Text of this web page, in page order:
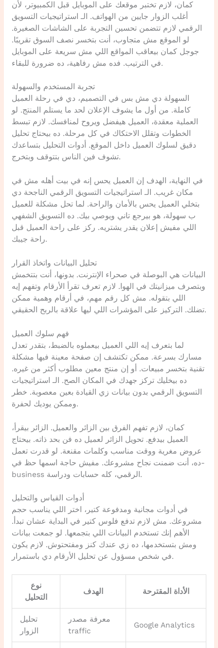
كمان، لازم تختبر موقعك على الموبايل قبل الكمبيوتر، لأن
أغلب الزوار جايين من الهواتف. الـ استراتيجيات التسويق
الرقمي لازم تتضمن تحسين التجربة على الشاشات الصغيرة.
لو الموقع مش متجاوب، أنت بتخسر نصف السوق تقريبًا.
جوجل كمان بيعاقب المواقع اللي مش سريعة على الموبايل
في الترتيب. فده مش رفاهية، ده ضرورة للبقاء.
تجربة المستخدم والسهولة
السهولة دي مش بس في التصميم، دي في رحلة العميل
كاملة. من أول ما يشوف الإعلان لحد ما يستلم المنتج. لو
العملية معقدة، العميل هيفضل ويروح لمنافسك. لازم تبسط
الخطوات وتقلل الاحتكاك في كل مرحلة. ده بيحتاج تحليل
دقيق لسلوك العميل داخل الموقع. أدوات التحليل بتساعدك
تشوف فين الناس بتتوقف وبتخرج.
في النهاية، الهدف إن العميل يحس إنه في بيت أهله مش في
مكان غريب. الـ استراتيجيات التسويق الرقمي الناجحة دي
بتخلي العميل يحس بالأمان والراحة. لما تحل مشكلة للعميل
ب سهولة، هو بيرجع تاني ويوصي بيك. ده التسويق الشفهي
اللي مفيش إعلان يقدر يشتريه. ركز على راحة العميل قبل
راحة جيبك.
تحليل البيانات واتخاذ القرار
البيانات هي البوصلة في صحراء الإنترنت. بدونها، أنت بتتخمش
وبتصرف ميزانيتك في الهوا. لازم تعرف تقرأ الأرقام وتفهم إيه
اللي بتقوله. مش كل رقم مهم، في أرقام وهمية ممكن
تضلك. التركيز على المؤشرات اللي ليها علاقة بالربح الحقيقي.
فهم سلوك العميل
لما بتعرف إيه اللي العميل بيعملوه بالضبط، بتقدر تعدل
مسارك بسرعة. ممكن تكتشف إن صفحة معينة فيها مشكلة
تقنية بتخسر مبيعات. أو إن منتج معين مطلوب أكثر من غيره.
ده بيخليك تركز جهدك في المكان الصح. الـ استراتيجيات
التسويق الرقمي بدون بيانات زي القيادة بعين معصوبة. خطر
وممكن يوديك لحفرة.
كمان، لازم تفهم الفرق بين الزائر والعميل. الزائر بيقرأ،
العميل بيدفع. تحويل الزائر لعميل ده فن بحد ذاته. بيحتاج
عروض مغرية ووقت مناسب وكلمات مقنعة. لو قدرت تعمل
ده، أنت ضمنت نجاح مشروعك. مفيش حاجة اسمها حظ في-
business الرقمي، كله حسابات ودراسة.
أدوات القياس والتحليل
في أدوات مجانية ومدفوعة كتير، اختر اللي يناسب حجم
مشروعك. مش لازم تدفع فلوس كتير في البداية عشان تبدأ.
الأهم إنك تستخدم البيانات اللي بتجمعها. لو جمعت بيانات
ومش بتستخدمها، ده زي عندك كنز ومفتحتوش. لازم يكون
في شخص مسؤول عن تحليل الأرقام دي باستمرار.
نوع
التحليل
الهدف الأداة المقترحة
تحليل
الزوار
معرفة مصدر
traffic
Google Analytics